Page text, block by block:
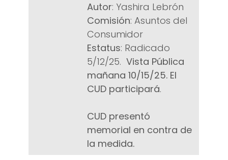
Autor: Yashira Lebrón
Comisión: Asuntos del
Consumidor
Estatus: Radicado
5/12/25. Vista Pública
mañana 10/15/25. El
CUD participará.
CUD presentó
memorial en contra de
la medida.